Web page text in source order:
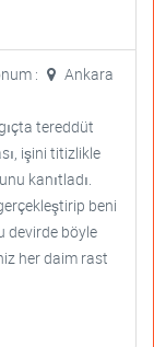
:
Ankara
tereddüt
işini titizlikle
kanıtladı.
beni
devirde böyle
her daim rast